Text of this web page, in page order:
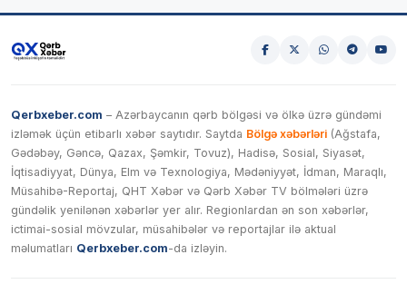
Qerbxeber.com – Azərbaycanın qərb bölgəsi və ölkə üzrə gündəmi
izləmək üçün etibarlı xəbər saytıdır. Saytda Bölgə xəbərləri (Ağstafa,
Gədəbəy, Gəncə, Qazax, Şəmkir, Tovuz), Hadisə, Sosial, Siyasət,
İqtisadiyyat, Dünya, Elm və Texnologiya, Mədəniyyət, İdman, Maraqlı,
Müsahibə-Reportaj, QHT Xəbər və Qərb Xəbər TV bölmələri üzrə
gündəlik yenilənən xəbərlər yer alır. Regionlardan ən son xəbərlər,
ictimai-sosial mövzular, müsahibələr və reportajlar ilə aktual
məlumatları Qerbxeber.com-da izləyin.